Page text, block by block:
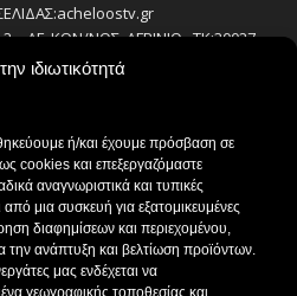
ιδιωτικότητά
ή/και έχουμε πρόσβαση σε
cookies και επεξεργαζόμαστε
αναγνωριστικά και τυπικές
μια συσκευή για εξατομικευμένες
διαφημίσεων και περιεχομένου,
την ανάπτυξη και βελτίωση προϊόντων.
μας ενδέχεται να
γεωγραφικής τοποθεσίας και
– ΑΓ. ΚΩΝ/ΝΟΣ, ΑΓΡΙΝΙΟ , ΤΚ:30027
– 58800
info@axeloostv.gr
ΜΠΟΚΑΣ ΚΩΝ/ΝΟΣ
ΜΠΟΚΑΣ ΚΩΝ/ΝΟΣ
ΠΑΝΤΕΛΗΣ
ΜΠΟΚΑΣ ΚΩΝ/ΝΟΣ – Γ. ΜΠΟΚΑΣ &
ΣΙΑ Α.Ε
ΠΑΝΤΕΛΗΣ